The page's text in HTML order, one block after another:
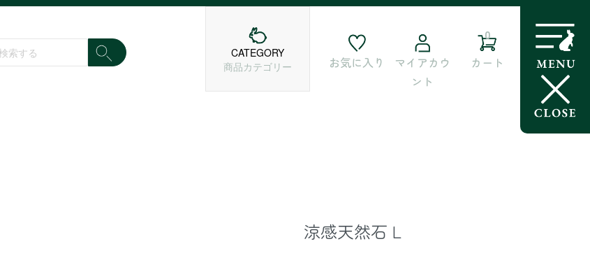
CATEGORY
商品カテゴリー
お気に入り
マイアカウ
ント
カート
0
涼感天然石 L